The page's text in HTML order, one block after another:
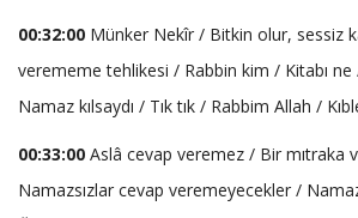
00:32:00 Münker Nekîr / Bitkin olur, sessiz
verememe tehlikesi / Rabbin kim / Kitabı ne
Namaz kılsaydı / Tık tık / Rabbim Allah /
00:33:00 Aslâ cevap veremez / Bir mıtraka
Namazsızlar cevap veremeyecekler /